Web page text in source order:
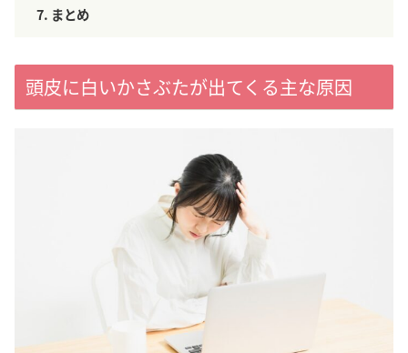
まとめ
頭皮に白いかさぶたが出てくる主な原因